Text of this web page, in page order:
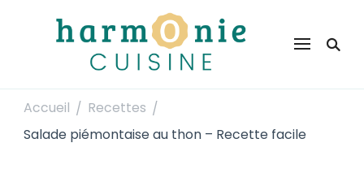
Harmonie Cuisine
Accueil / Recettes /
Salade piémontaise au thon – Recette facile